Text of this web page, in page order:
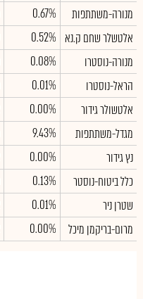
מנורה-משתתפות
0.67%
אלטשלר שחם ק.נא 0.52%
מנורה-נוסטרו
0.08%
הראל-נוסטרו
0.01%
אלטשולר גידור
0.00%
מגדל-משתתפות
9.43%
נץ גידור
0.00%
כלל ביטוח-נוסטר
0.13%
שטרן ניר
0.01%
מרום-בריקמן מיכל
0.00%